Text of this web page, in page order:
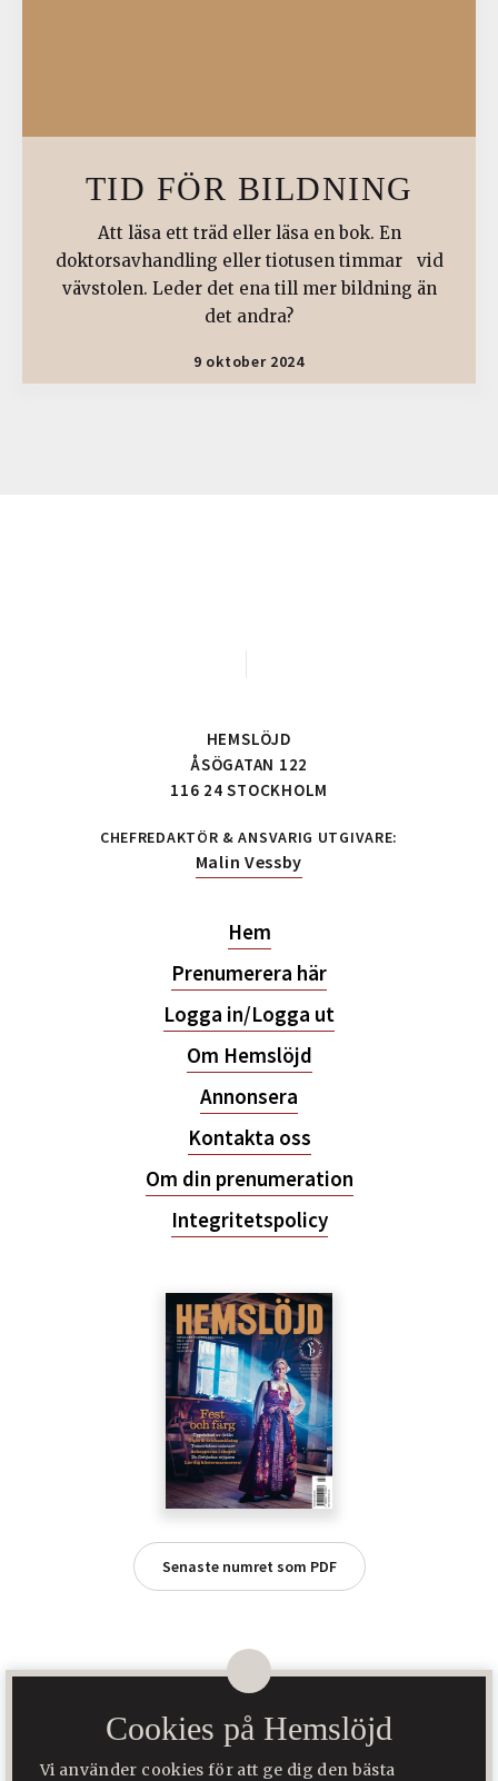
TID FÖR BILDNING
Att läsa ett träd eller läsa en bok. En
doktorsavhandling eller tiotusen timmar vid
vävstolen. Leder det ena till mer bildning än
det andra?
9 oktober 2024
HEMSLÖJD
ÅSÖGATAN 122
116 24 STOCKHOLM
CHEFREDAKTÖR & ANSVARIG UTGIVARE:
Malin Vessby
Hem
Prenumerera här
Logga in/Logga ut
Om Hemslöjd
Annonsera
Kontakta oss
Om din prenumeration
Integritetspolicy
Senaste numret som PDF
Hemslöjd är Sveriges största tidning för slöjd, folkkonst och
hantverk. Den ges ut av Hemslöjd Media AB som ägs av Svenska
Cookies på Hemslöjd
Vi använder cookies för att ge dig den bästa